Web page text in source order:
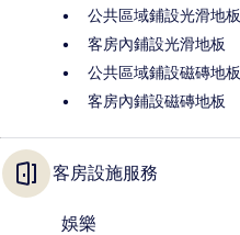
公共區域鋪設光滑地板
客房內鋪設光滑地板
公共區域鋪設磁磚地板
客房內鋪設磁磚地板
客房設施服務
娛樂